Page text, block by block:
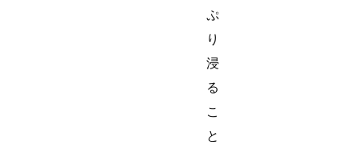
ぷ
り
浸
る
こ
と